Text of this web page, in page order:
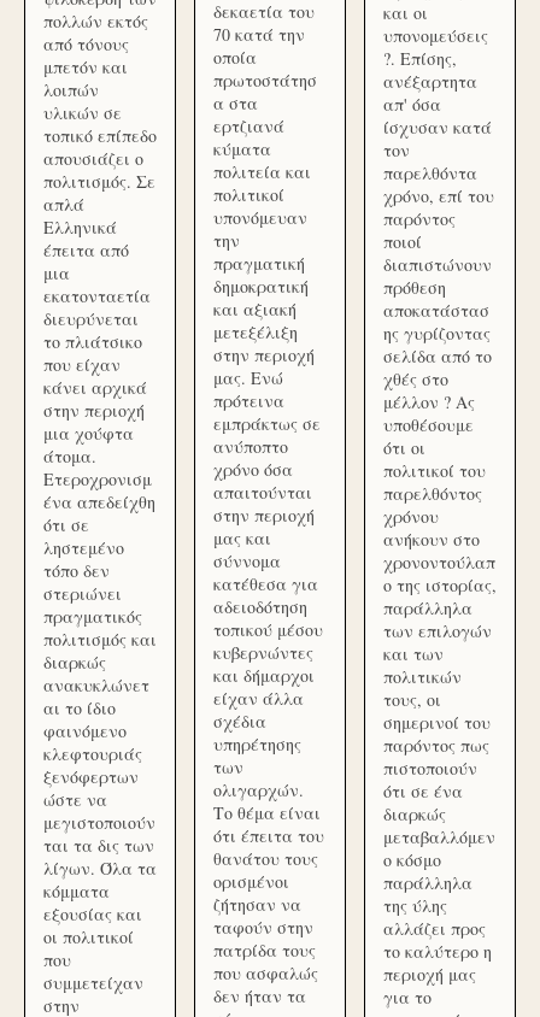
πολλών εκτός
από τόνους
μπετόν και
λοιπών
υλικών σε
τοπικό επίπεδο
απουσιάζει ο
πολιτισμός. Σε
απλά
Ελληνικά
έπειτα από
μια
εκατονταετία
διευρύνεται
το πλιάτσικο
που είχαν
κάνει αρχικά
στην περιοχή
μια χούφτα
άτομα.
Ετεροχρονισμ
ένα απεδείχθη
ότι σε
ληστεμένο
τόπο δεν
στεριώνει
πραγματικός
πολιτισμός και
διαρκώς
ανακυκλώνετ
αι το ίδιο
φαινόμενο
κλεφτουριάς
ξενόφερτων
ώστε να
μεγιστοποιούν
ται τα δις των
λίγων. Όλα τα
κόμματα
εξουσίας και
οι πολιτικοί
που
συμμετείχαν
στην
δεκαετία του
70 κατά την
οποία
πρωτοστάτησ
α στα
ερτζιανά
κύματα
πολιτεία και
πολιτικοί
υπονόμευαν
την
πραγματική
δημοκρατική
και αξιακή
μετεξέλιξη
στην περιοχή
μας. Ενώ
πρότεινα
εμπράκτως σε
ανύποπτο
χρόνο όσα
απαιτούνται
στην περιοχή
μας και
σύννομα
κατέθεσα για
αδειοδότηση
τοπικού μέσου
κυβερνώντες
και δήμαρχοι
είχαν άλλα
σχέδια
υπηρέτησης
των
ολιγαρχών.
Το θέμα είναι
ότι έπειτα του
θανάτου τους
ορισμένοι
ζήτησαν να
ταφούν στην
πατρίδα τους
που ασφαλώς
δεν ήταν τα
και οι
υπονομεύσεις
?. Επίσης,
ανέξαρτητα
απ' όσα
ίσχυσαν κατά
τον
παρελθόντα
χρόνο, επί του
παρόντος
ποιοί
διαπιστώνουν
πρόθεση
αποκατάστασ
ης γυρίζοντας
σελίδα από το
χθές στο
μέλλον ? Ας
υποθέσουμε
ότι οι
πολιτικοί του
παρελθόντος
χρόνου
ανήκουν στο
χρονοντούλαπ
ο της ιστορίας,
παράλληλα
των επιλογών
και των
πολιτικών
τους, οι
σημερινοί του
παρόντος πως
πιστοποιούν
ότι σε ένα
διαρκώς
μεταβαλλόμεν
ο κόσμο
παράλληλα
της ύλης
αλλάζει προς
το καλύτερο η
περιοχή μας
για το